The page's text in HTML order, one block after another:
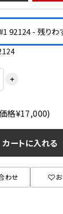
92124 - 残りわ
＋
格¥17,000)
カートに入れる
わせ